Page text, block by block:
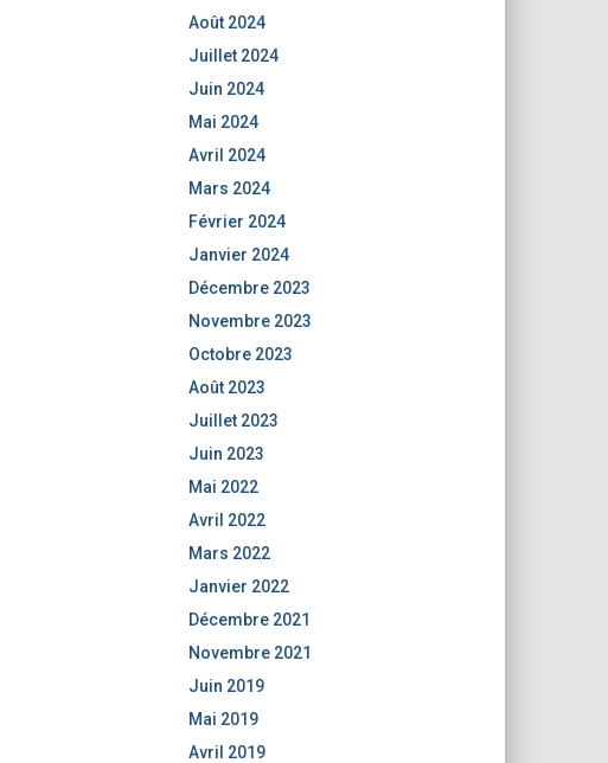
Août 2024
Juillet 2024
Juin 2024
Mai 2024
Avril 2024
Mars 2024
Février 2024
Janvier 2024
Décembre 2023
Novembre 2023
Octobre 2023
Août 2023
Juillet 2023
Juin 2023
Mai 2022
Avril 2022
Mars 2022
Janvier 2022
Décembre 2021
Novembre 2021
Juin 2019
Mai 2019
Avril 2019